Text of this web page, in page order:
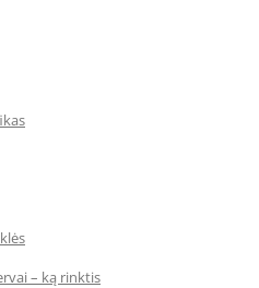
– ką rinktis